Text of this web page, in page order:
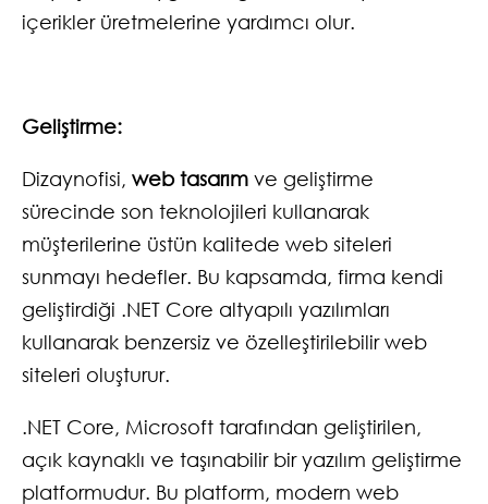
içerikler üretmelerine yardımcı olur.
Geliştirme:
Dizaynofisi, web tasarım ve geliştirme
sürecinde son teknolojileri kullanarak
müşterilerine üstün kalitede web siteleri
sunmayı hedefler. Bu kapsamda, firma kendi
geliştirdiği .NET Core altyapılı yazılımları
kullanarak benzersiz ve özelleştirilebilir web
siteleri oluşturur.
.NET Core, Microsoft tarafından geliştirilen,
açık kaynaklı ve taşınabilir bir yazılım geliştirme
platformudur. Bu platform, modern web